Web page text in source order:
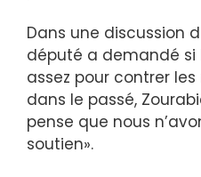
Dans une discussion
député a demandé
assez pour contrer
dans le passé,
pense que nous
soutien».